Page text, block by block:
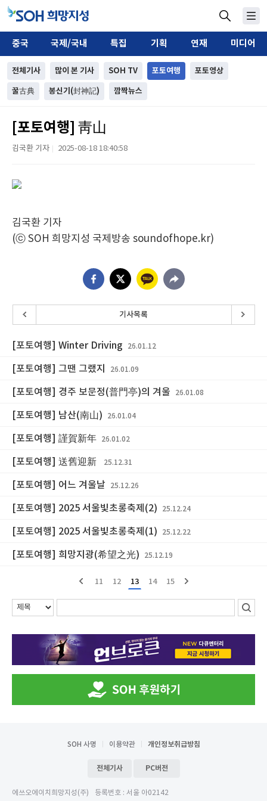
중국 국제/국내 특집 기획 연재 미디어
전체기사 많이 본 기사 SOH TV 포토여행 포토영상
꿀古典 봉신기(封神記) 깜짝뉴스
[포토여행] 靑山
김국환 기자 2025-08-18 18:40:58
김국환 기자
(ⓒ SOH 희망지성 국제방송 soundofhope.kr)
기사목록
[포토여행] Winter Driving 26.01.12
[포토여행] 그땐 그랬지 26.01.09
[포토여행] 경주 보문정(普門亭)의 겨울 26.01.08
[포토여행] 남산(南山) 26.01.04
[포토여행] 謹賀新年 26.01.02
[포토여행] 送舊迎新 25.12.31
[포토여행] 어느 겨울날 25.12.26
[포토여행] 2025 서울빛초롱축제(2) 25.12.24
[포토여행] 2025 서울빛초롱축제(1) 25.12.22
[포토여행] 희망지광(希望之光) 25.12.19
11 12 13 14 15
SOH 사명 이용약관 개인정보취급방침
전체기사 PC버전
에쓰오에이치희망지성(주) 등록번호 : 서울 아02142